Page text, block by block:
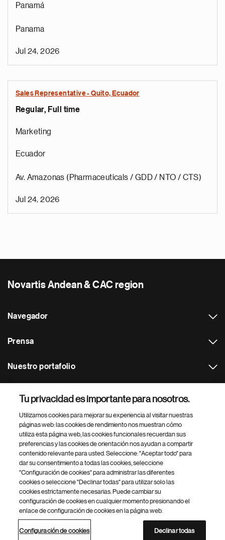
Panamá
Panama
Jul 24, 2026
Sales Representative - Quito, Ecuador
Regular, Full time
Marketing
Ecuador
Av. Amazonas (Pharmaceuticals / GDD / NTO / CTS)
Jul 24, 2026
Novartis Andean & CAC region
Navegador
Prensa
Nuestro portafolio
Footer Site Search
inferior
del
© 2026 Novartis AG
Política de privacidad Términos de uso
Accesibilidad
Configuración de cookies
Mapa del sitio
Tu privacidad es importante para nosotros.
Utilizamos cookies para mejorar su experiencia al visitar nuestras
páginas web: las cookies de rendimiento nos muestran cómo
utiliza esta página web, las cookies funcionales recuerdan sus
preferencias y las cookies de orientación nos ayudan a compartir
contenido relevante para usted. Seleccione: "Aceptar todo" para
dar su consentimiento a todas las cookies, seleccione
"Configuración de cookies" para administrar las diferentes
cookies o seleccione "Declinar todas" para utilizar solo las
cookies estrictamente necesarias. Puede cambiar su
configuración de cookies en cualquier momento presionando el
enlace de configuración de cookies en la página web.
Configuración de cookies Declinar todas